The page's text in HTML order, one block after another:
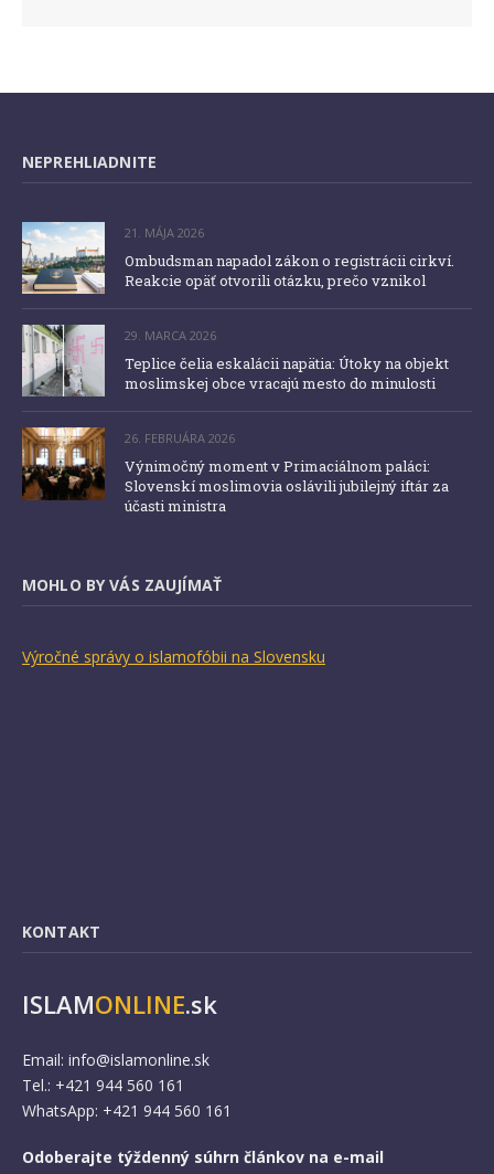
NEPREHLIADNITE
21. MÁJA 2026
Ombudsman napadol zákon o registrácii cirkví.
Reakcie opäť otvorili otázku, prečo vznikol
29. MARCA 2026
Teplice čelia eskalácii napätia: Útoky na objekt
moslimskej obce vracajú mesto do minulosti
26. FEBRUÁRA 2026
Výnimočný moment v Primaciálnom paláci:
Slovenskí moslimovia oslávili jubilejný iftár za
účasti ministra
MOHLO BY VÁS ZAUJÍMAŤ
Výročné správy o islamofóbii na Slovensku
KONTAKT
ISLAMONLINE.sk
Email: info@islamonline.sk
Tel.: +421 944 560 161
WhatsApp: +421 944 560 161
Odoberajte týždenný súhrn článkov na e-mail